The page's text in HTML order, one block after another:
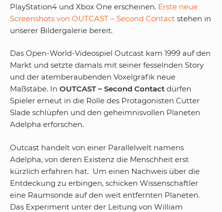
PlayStation4 und Xbox One erscheinen. Erste neue
Screenshots von OUTCAST – Second Contact stehen in
unserer Bildergalerie bereit.
Das Open-World-Videospiel Outcast kam 1999 auf den
Markt und setzte damals mit seiner fesselnden Story
und der atemberaubenden Voxelgrafik neue
Maßstäbe. In OUTCAST – Second Contact dürfen
Spieler erneut in die Rolle des Protagonisten Cutter
Slade schlüpfen und den geheimnisvollen Planeten
Adelpha erforschen.
Outcast handelt von einer Parallelwelt namens
Adelpha, von deren Existenz die Menschheit erst
kürzlich erfahren hat. Um einen Nachweis über die
Entdeckung zu erbingen, schicken Wissenschaftler
eine Raumsonde auf den weit entfernten Planeten.
Das Experiment unter der Leitung von William